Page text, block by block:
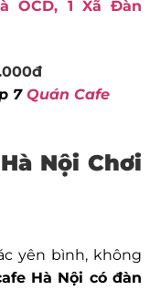
OCD, 1 Xã Đàn
7 Quán Cafe
Nội Chơi
yên bình, không
Hà Nội có đàn